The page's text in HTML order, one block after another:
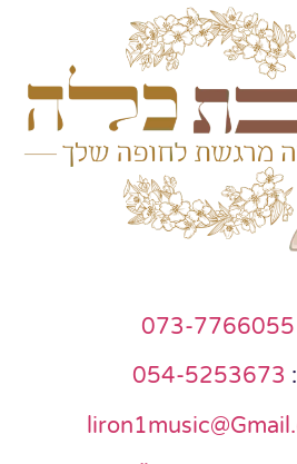
073-7766055
:
054-5253673